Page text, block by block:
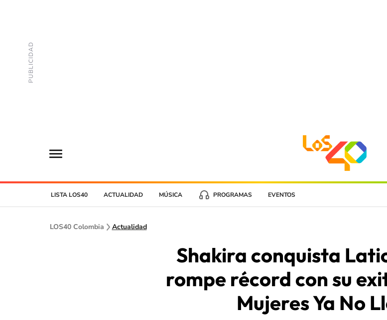
LISTA LOS40 ACTUALIDAD MÚSICA PROGRAMAS EVENTOS
LOS40 Colombia Actualidad
Shakira conquista
rompe récord con su
Mujeres Ya No